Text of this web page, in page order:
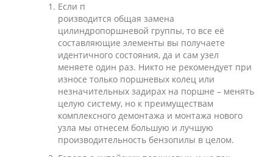
Если п
роизводится общая замена
цилиндропоршневой группы, то все её
составляющие элементы вы получаете
идентичного состояния, да и сам узел
меняете один раз. Никто не рекомендует при
износе только поршневых колец или
незначительных задирах на поршне – менять
целую систему, но к преимуществам
комплексного демонтажа и монтажа нового
узла мы отнесем большую и лучшую
производительность бензопилы в целом.